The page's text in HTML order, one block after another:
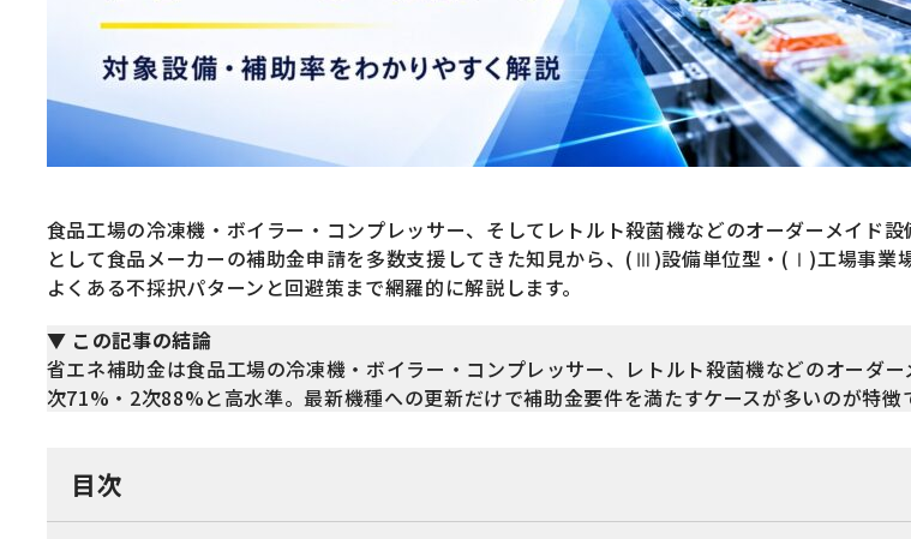
食品工場の冷凍機・ボイラー・コンプレッサー、そしてレトルト殺菌機などのオーダーメイド
として食品メーカーの補助金申請を多数支援してきた知見から、(Ⅲ)設備単位型・(Ⅰ)工場事業
よくある不採択パターンと回避策まで網羅的に解説します。
▼ この記事の結論
省エネ補助金は食品工場の冷凍機・ボイラー・コンプレッサー、レトルト殺菌機などのオーダ
次71%・2次88%と高水準。最新機種への更新だけで補助金要件を満たすケースが多いのが特徴
目次